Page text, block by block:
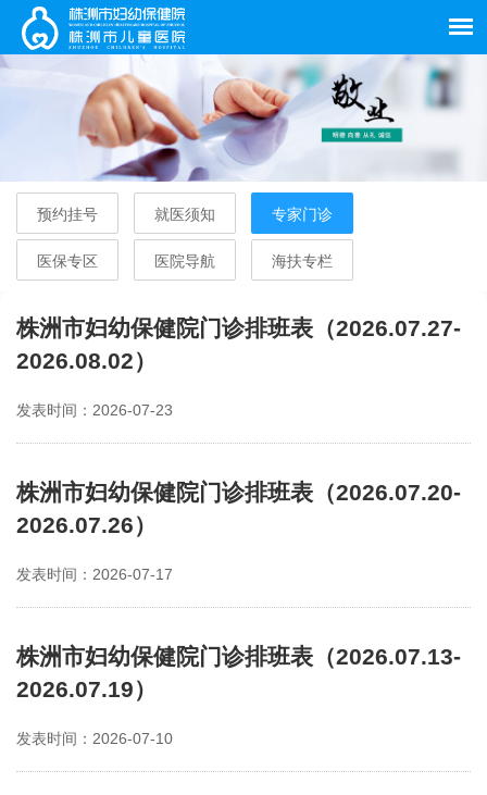
预约挂号 就医须知 专家门诊
医保专区 医院导航 海扶专栏
株洲市妇幼保健院门诊排班表（2026.07.27-
2026.08.02）
发表时间：2026-07-23
株洲市妇幼保健院门诊排班表（2026.07.20-
2026.07.26）
发表时间：2026-07-17
株洲市妇幼保健院门诊排班表（2026.07.13-
2026.07.19）
发表时间：2026-07-10